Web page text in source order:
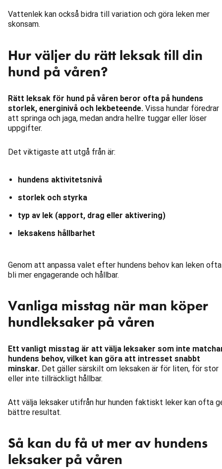
Vattenlek kan också bidra till variation och göra leken mer
skonsam.
Hur väljer du rätt leksak till din
hund på våren?
Rätt leksak för hund på våren beror ofta på hundens
storlek, energinivå och lekbeteende. Vissa hundar föredrar
att springa och jaga, medan andra hellre tuggar eller löser
uppgifter.
Det viktigaste att utgå från är:
hundens aktivitetsnivå
storlek och styrka
typ av lek (apport, drag eller aktivering)
leksakens hållbarhet
Genom att anpassa valet efter hundens behov kan leken ofta
bli mer engagerande och hållbar.
Vanliga misstag när man köper
hundleksaker på våren
Ett vanligt misstag är att välja leksaker som inte
hundens behov, vilket kan göra att intresset snabbt
minskar. Det gäller särskilt om leksaken är för liten, för stor
eller inte tillräckligt hållbar.
Att välja leksaker utifrån hur hunden faktiskt leker kan ofta
bättre resultat.
Så kan du få ut mer av hundens
leksaker på våren